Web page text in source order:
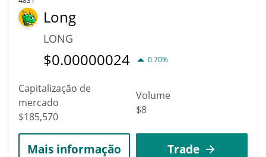
Long
LONG
$0.00000024 0.70%
Capitalização de
mercado
$185,570
Volume
$8
Mais informação Trade